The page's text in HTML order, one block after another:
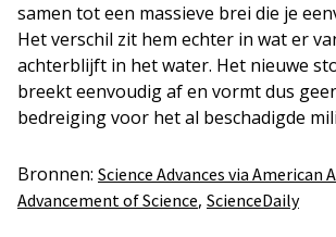
samen tot een massieve brei die je
Het verschil zit hem echter in wat er
achterblijft in het water. Het nieuwe
breekt eenvoudig af en vormt dus
bedreiging voor het al beschadigde
Bronnen: Science Advances via
Advancement of Science, ScienceDaily